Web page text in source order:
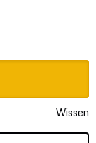
Wissen